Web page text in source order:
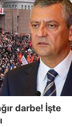
darbe! İşte